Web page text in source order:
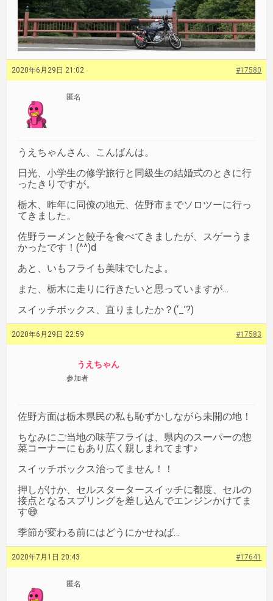
2020年6月29日 21:02 #17580
匿名
うえちゃんさん、こんばんは。
日光、小学生の修学旅行と同級生の結婚式のときに行
ったきりですが。
栃木、昨年に同僚の地元、佐野市までソロツーに行っ
てきました。
佐野ラーメンと餃子を食べてきましたが、スゲーうま
かったです！(^^)d
あと、いもフライも美味でしたよ。
また、栃木に走りに行きたいと思っていますが…
スイッチボックス、直りましたか？(‘_’?)
2020年6月29日 22:59 #17583
うえちゃん
参加者
佐野方面は栃木県民の私も恥ずかしながら未開の地！
ちなみにご当地の味芋フライは、県内のスーパーの惣
菜コーナーにもあり広く親しまれてます♪
スイッチボックス治ってません！！
押しがけか、セルスタータースイッチに都度、セルの
接点となるスプリングを差し込んでエンジンかけてま
す😅
季節が変わる前にはどうにかせねば…
2020年7月1日 20:43 #17641
匿名